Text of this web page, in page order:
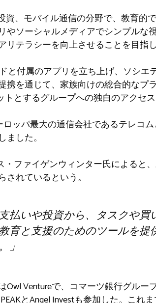
資、モバイル通信の分野で、教育的
やソーシャルメディアでシンプルな
テラシーを向上させることを目指し
と付属のアプリを立ち上げ、ソシエ
携を通じて、家族向けの総合的なプ
とするグループへの独自のアクセス
ッパ最大の通信会社であるテレコ
した。
・ファイゲンウィンター氏によると
れているという。
払いや投資から、タスクや
育と支援のためのツールを
」
Ventureで、コマーツ銀行グルー
とAngel Investも参加した。これ